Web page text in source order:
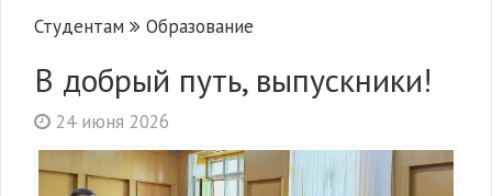
Студентам Образование
В добрый путь, выпускники!
24 июня 2026